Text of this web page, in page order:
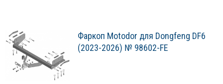
Фаркоп Motodor для Dongfeng DF6
(2023-2026) № 98602-FE